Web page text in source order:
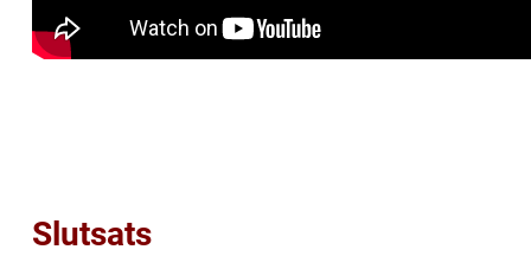
Slutsats